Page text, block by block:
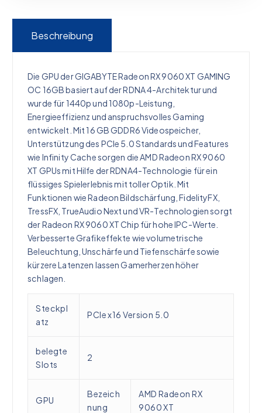
Beschreibung
Die GPU der GIGABYTE Radeon RX 9060 XT GAMING
OC 16GB basiert auf der RDNA 4-Architektur und
wurde für 1440p und 1080p-Leistung,
Energieeffizienz und anspruchsvolles Gaming
entwickelt. Mit 16 GB GDDR6 Videospeicher,
Unterstützung des PCIe 5.0 Standards und Features
wie Infinity Cache sorgen die AMD Radeon RX 9060
XT GPUs mit Hilfe der RDNA4-Technologie für ein
flüssiges Spielerlebnis mit toller Optik. Mit
Funktionen wie Radeon Bildschärfung, FidelityFX,
TressFX, TrueAudio Next und VR-Technologien sorgt
der Radeon RX 9060 XT Chip für hohe IPC-Werte.
Verbesserte Grafikeffekte wie volumetrische
Beleuchtung, Unschärfe und Tiefenschärfe sowie
kürzere Latenzen lassen Gamerherzen höher
schlagen.
Steckpl
atz
PCIe x16 Version 5.0
belegte
Slots
2
GPU
Bezeich
nung
AMD Radeon RX
9060 XT